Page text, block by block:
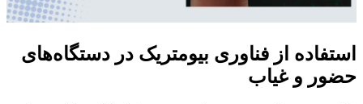
استفاده از فناوری بیومتریک در دستگاه‌های
حضور و غیاب